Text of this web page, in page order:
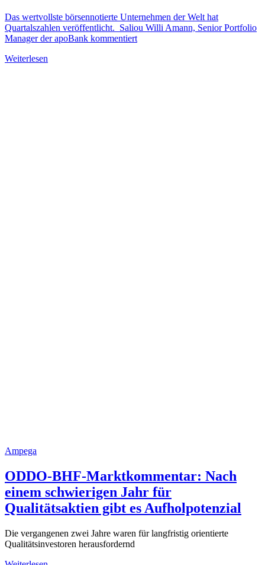
Das wertvollste börsennotierte Unternehmen der Welt hat
Quartalszahlen veröffentlicht. Saliou Willi Amann, Senior Portfolio
Manager der apoBank kommentiert
Weiterlesen
Ampega
ODDO-BHF-Marktkommentar: Nach
einem schwierigen Jahr für
Qualitätsaktien gibt es Aufholpotenzial
Die vergangenen zwei Jahre waren für langfristig orientierte
Qualitätsinvestoren herausfordernd